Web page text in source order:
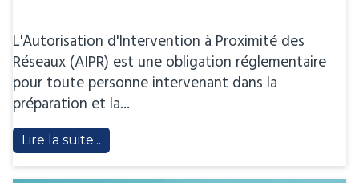
L'Autorisation d'Intervention à Proximité des
Réseaux (AIPR) est une obligation réglementaire
pour toute personne intervenant dans la
préparation et la...
Lire la suite...